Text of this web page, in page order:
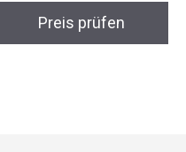
Preis prüfen